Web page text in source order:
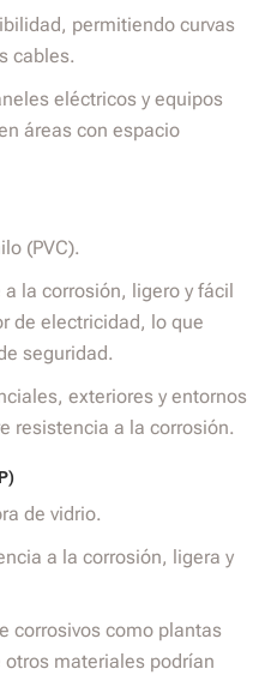
permitiendo curvas
cables.
eléctricos y equipos
áreas con espacio
(PVC).
a la corrosión, ligero y fácil
de electricidad, lo que
seguridad.
exteriores y entornos
resistencia a la corrosión.
de vidrio.
a la corrosión, ligera y
corrosivos como plantas
materiales podrían